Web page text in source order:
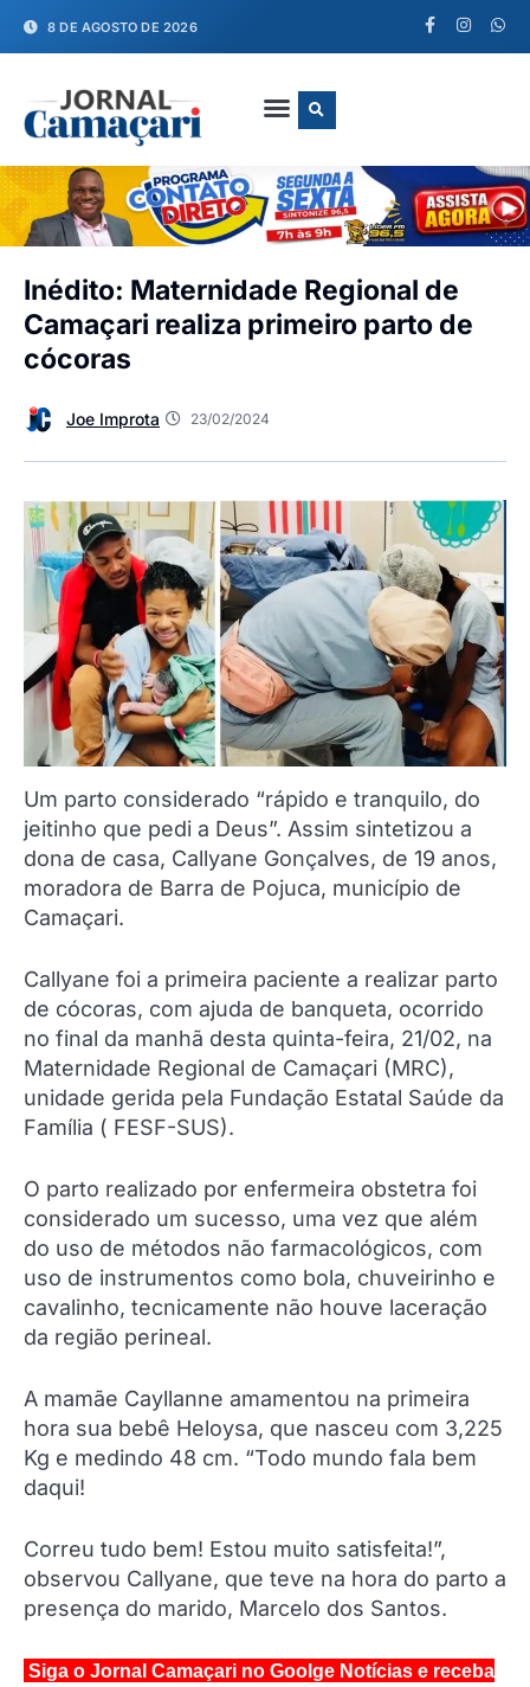
8 DE AGOSTO DE 2026
Inédito: Maternidade Regional de
Camaçari realiza primeiro parto de
cócoras
Joe Improta 23/02/2024
Um parto considerado “rápido e tranquilo, do
jeitinho que pedi a Deus”. Assim sintetizou a
dona de casa, Callyane Gonçalves, de 19 anos,
moradora de Barra de Pojuca, município de
Camaçari.
Callyane foi a primeira paciente a realizar parto
de cócoras, com ajuda de banqueta, ocorrido
no final da manhã desta quinta-feira, 21/02, na
Maternidade Regional de Camaçari (MRC),
unidade gerida pela Fundação Estatal Saúde da
Família ( FESF-SUS).
O parto realizado por enfermeira obstetra foi
considerado um sucesso, uma vez que além
do uso de métodos não farmacológicos, com
uso de instrumentos como bola, chuveirinho e
cavalinho, tecnicamente não houve laceração
da região perineal.
A mamãe Cayllanne amamentou na primeira
hora sua bebê Heloysa, que nasceu com 3,225
Kg e medindo 48 cm. “Todo mundo fala bem
daqui!
Correu tudo bem! Estou muito satisfeita!”,
observou Callyane, que teve na hora do parto a
presença do marido, Marcelo dos Santos.
Siga o Jornal Camaçari no Goolge Notícias e receba